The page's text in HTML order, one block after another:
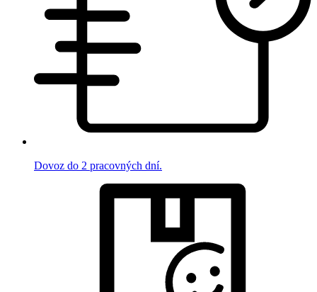
Dovoz do 2 pracovných dní.